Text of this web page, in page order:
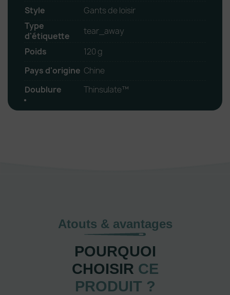
Style
Gants de loisir
Type
d'étiquette
tear_away
Poids
120 g
Pays d'origine Chine
Doublure
Thinsulate™
Atouts & avantages
POURQUOI
CHOISIR CE
PRODUIT ?